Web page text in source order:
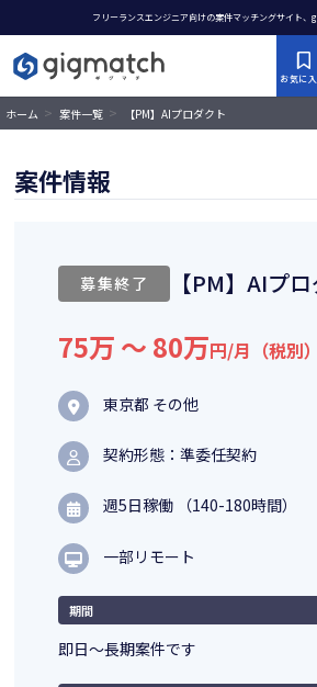
フリーランスエンジニア向けの案件マッチングサイト
お気に
ホーム > 案件一覧 > 【PM】AIプロダクト
案件情報
募集終了 【PM】AIプ
75万 〜 80万円/月（税別）
東京都 その他
契約形態：準委任契約
週5日稼働 （140-180時間）
一部リモート
期間
即日～長期案件です